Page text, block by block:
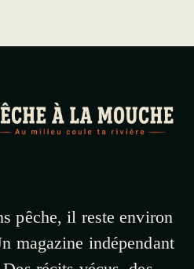
pêche, il reste environ
magazine indépendant